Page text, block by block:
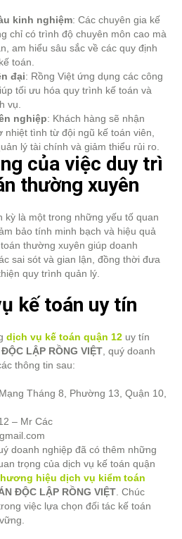
kinh nghiệm: Các chuyên gia kế
chỉ có trình độ chuyên môn cao mà
am hiểu sâu sắc về các quy định
toán.
đại: Rồng Việt ứng dụng các công
tối ưu hóa quy trình kế toán và
vụ.
nghiệp: Khách hàng sẽ nhận
tình từ đội ngũ kế toán viên,
lý tài chính và giảm thiểu rủi ro.
của việc duy trì
thường xuyên
kỳ là một trong những yếu tố quan
bảo tính minh bạch và hiệu quả
thường xuyên giúp doanh
sai sót và gian lận, đồng thời đưa
quy trình quản lý.
kế toán uy tín
dịch vụ kế toán quận 12 uy tín
LẬP RỒNG VIỆT , quý doanh
thông tin sau:
Tháng 8, Phường 13, Quận 10,
– Mr Các
doanh nghiệp đã có thêm những
trọng của dịch vụ kế toán quận
hiệu dịch vụ kiểm toán
ĐỘC LẬP RỒNG VIỆT . Chúc
việc lựa chọn đối tác kế toán